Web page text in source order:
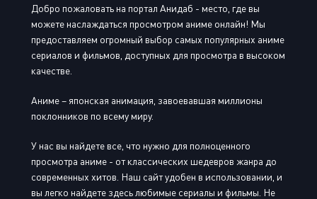
Добро пожаловать на портал Анидаб - место, где вы
можете наслаждаться просмотром аниме онлайн! Мы
предоставляем огромный выбор самых популярных аниме
сериалов и фильмов, доступных для просмотра в высоком
качестве.
Аниме – японская анимация, завоевавшая миллионы
поклонников по всему миру.
У нас вы найдете все, что нужно для полноценного
просмотра аниме - от классических шедевров жанра до
современных хитов. Наш сайт удобен в использовании, и
вы легко найдете здесь любимые сериалы и фильмы. Не